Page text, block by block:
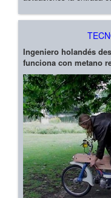
Ingeniero holandés
funciona con metano